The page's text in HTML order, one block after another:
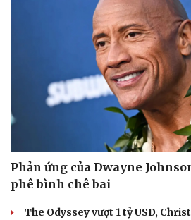
Phản ứng của Dwayne
phê bình chê bai
The Odyssey vượt 1 tỷ USD,